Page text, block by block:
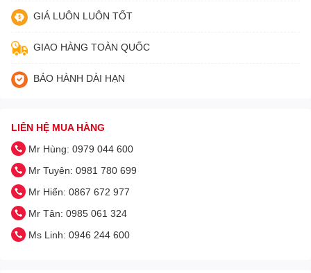
GIÁ LUÔN LUÔN TỐT
GIAO HÀNG TOÀN QUỐC
BẢO HÀNH DÀI HẠN
LIÊN HỆ MUA HÀNG
Mr Hùng: 0979 044 600
Mr Tuyên: 0981 780 699
Mr Hiển: 0867 672 977
Mr Tân: 0985 061 324
Ms Linh: 0946 244 600